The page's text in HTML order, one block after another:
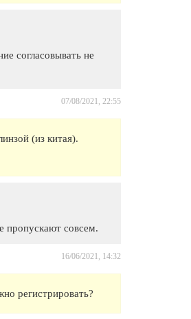
согласовывать не
07/08/2021, 22:55
(из китая).
пропускают совсем.
16/06/2021, 14:32
регистрировать?